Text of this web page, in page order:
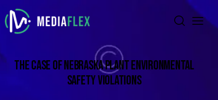
THE CASE OF NEBRASKA PLANT ENVIRONMENTAL
SAFETY VIOLATIONS